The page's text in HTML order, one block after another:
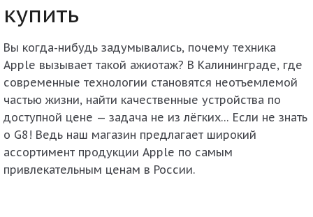
купить
Вы когда-нибудь задумывались, почему техника
Apple вызывает такой ажиотаж? В Калининграде, где
современные технологии становятся неотъемлемой
частью жизни, найти качественные устройства по
доступной цене — задача не из лёгких… Если не знать
о G8! Ведь наш магазин предлагает широкий
ассортимент продукции Apple по самым
привлекательным ценам в России.